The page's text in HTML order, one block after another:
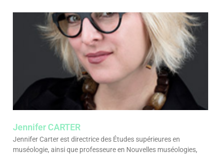
Jennifer CARTER
Jennifer Carter est directrice des Études supérieures en
muséologie, ainsi que professeure en Nouvelles muséologies,